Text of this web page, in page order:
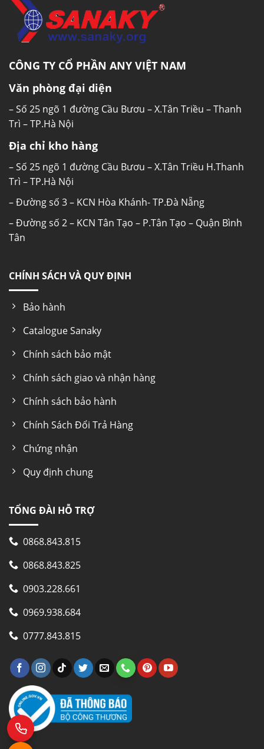
CÔNG TY CỔ PHẦN ANY VIỆT NAM
Văn phòng đại diện
– Số 25 ngõ 1 đường Cầu Bươu – X.Tân Triều – Thanh
Trì – TP.Hà Nội
Địa chỉ kho hàng
– Số 25 ngõ 1 đường Cầu Bươu – X.Tân Triều H.Thanh
Trì – TP.Hà Nội
– Đường số 3 – KCN Hòa Khánh- TP.Đà Nẵng
– Đường số 2 – KCN Tân Tạo – P.Tân Tạo – Quận Bình
Tân
CHÍNH SÁCH VÀ QUY ĐỊNH
Bảo hành
Catalogue Sanaky
Chính sách bảo mật
Chính sách giao và nhận hàng
Chính sách bảo hành
Chính Sách Đổi Trả Hàng
Chứng nhận
Quy định chung
TỔNG ĐÀI HỖ TRỢ
0868.843.815
0868.843.825
0903.228.661
0969.938.684
0777.843.815